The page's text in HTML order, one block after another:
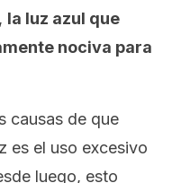
la luz azul que
nociva para
causas de que
es el uso excesivo
luego, esto